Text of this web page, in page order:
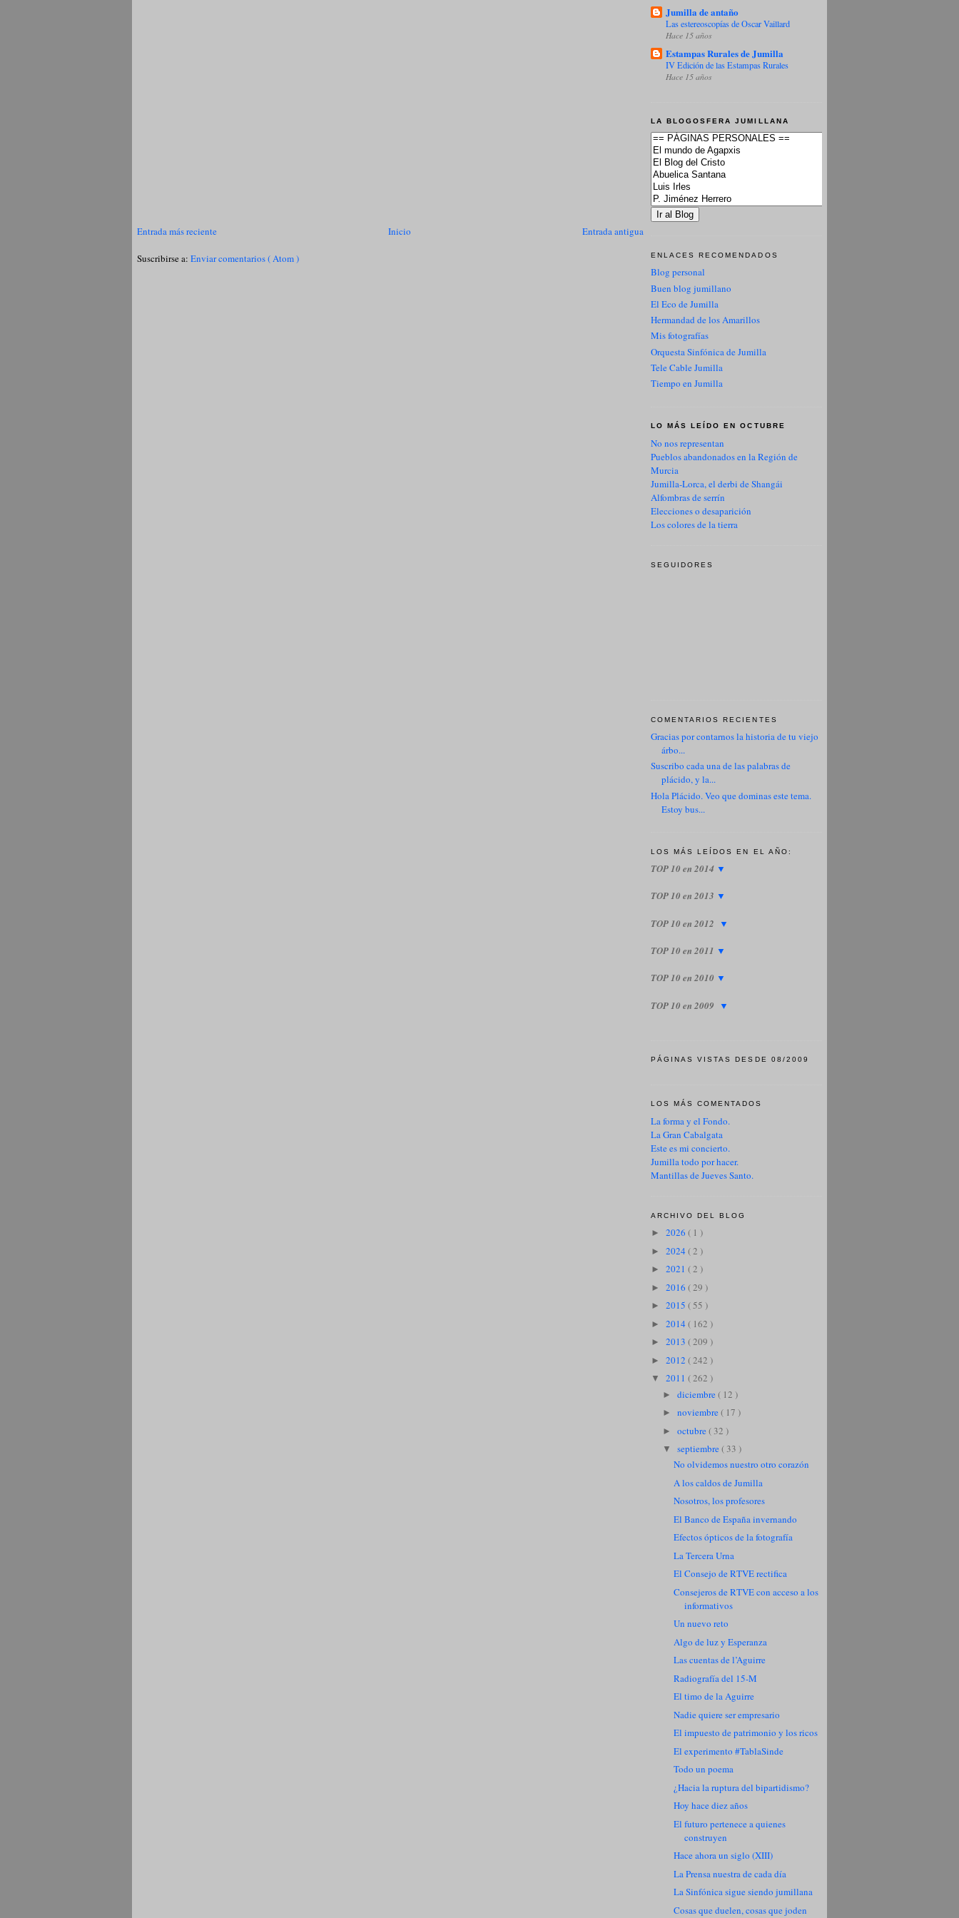
Entrada más reciente Entrada antigua
Inicio
Suscribirse a: Enviar comentarios ( Atom )
Jumilla de antaño
Las estereoscopías de Oscar Vaillard
Hace 15 años
Estampas Rurales de Jumilla
IV Edición de las Estampas Rurales
Hace 15 años
LA BLOGOSFERA JUMILLANA
ENLACES RECOMENDADOS
Blog personal
Buen blog jumillano
El Eco de Jumilla
Hermandad de los Amarillos
Mis fotografías
Orquesta Sinfónica de Jumilla
Tele Cable Jumilla
Tiempo en Jumilla
LO MÁS LEÍDO EN OCTUBRE
No nos representan
Pueblos abandonados en la Región de
Murcia
Jumilla-Lorca, el derbi de Shangái
Alfombras de serrín
Elecciones o desaparición
Los colores de la tierra
SEGUIDORES
COMENTARIOS RECIENTES
Gracias por contarnos la historia de tu viejo
árbo...
Suscribo cada una de las palabras de
plácido, y la...
Hola Plácido. Veo que dominas este tema.
Estoy bus...
LOS MÁS LEÍDOS EN EL AÑO:
TOP 10 en 2014 ▼
TOP 10 en 2013 ▼
TOP 10 en 2012 ▼
TOP 10 en 2011 ▼
TOP 10 en 2010 ▼
TOP 10 en 2009 ▼
PÁGINAS VISTAS DESDE 08/2009
LOS MÁS COMENTADOS
La forma y el Fondo.
La Gran Cabalgata
Este es mi concierto.
Jumilla todo por hacer.
Mantillas de Jueves Santo.
ARCHIVO DEL BLOG
► 2026 ( 1 )
► 2024 ( 2 )
► 2021 ( 2 )
► 2016 ( 29 )
► 2015 ( 55 )
► 2014 ( 162 )
► 2013 ( 209 )
► 2012 ( 242 )
▼ 2011 ( 262 )
► diciembre( 12 )
► noviembre( 17 )
► octubre( 32 )
▼ septiembre( 33 )
No olvidemos nuestro otro corazón
A los caldos de Jumilla
Nosotros, los profesores
El Banco de España invernando
Efectos ópticos de la fotografía
La Tercera Urna
El Consejo de RTVE rectifica
Consejeros de RTVE con acceso a los
informativos
Un nuevo reto
Algo de luz y Esperanza
Las cuentas de l’Aguirre
Radiografía del 15-M
El timo de la Aguirre
Nadie quiere ser empresario
El impuesto de patrimonio y los ricos
El experimento #TablaSinde
Todo un poema
¿Hacia la ruptura del bipartidismo?
Hoy hace diez años
El futuro pertenece a quienes
construyen
Hace ahora un siglo (XIII)
La Prensa nuestra de cada día
La Sinfónica sigue siendo jumillana
Cosas que duelen, cosas que joden